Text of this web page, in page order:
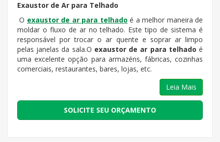
Exaustor de Ar para Telhado
O exaustor de ar para telhado é a melhor maneira de
moldar o fluxo de ar no telhado. Este tipo de sistema é
responsável por trocar o ar quente e soprar ar limpo
pelas janelas da sala.O exaustor de ar para telhado é
uma excelente opção para armazéns, fábricas, cozinhas
comerciais, restaurantes, bares, lojas, etc.
Leia Mais
SOLICITE SEU ORÇAMENTO